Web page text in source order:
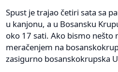
Spust je trajao četiri sata sa
u kanjonu, a u Bosansku
oko 17 sati. Ako bismo nešto
meračenjem na
zasigurno bosanskokrupska